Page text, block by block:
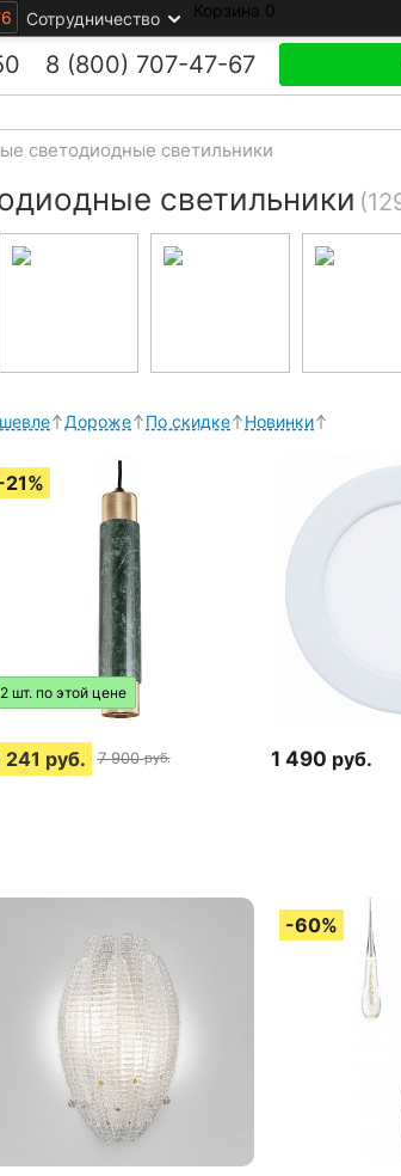
Сотрудничество Корзина 0
8 (800) 707-47-67
светодиодные светильники
светильники
Дороже По скидке Новинки
2 шт. по этой цене
241 руб. 7 900 руб. 1 490 руб.